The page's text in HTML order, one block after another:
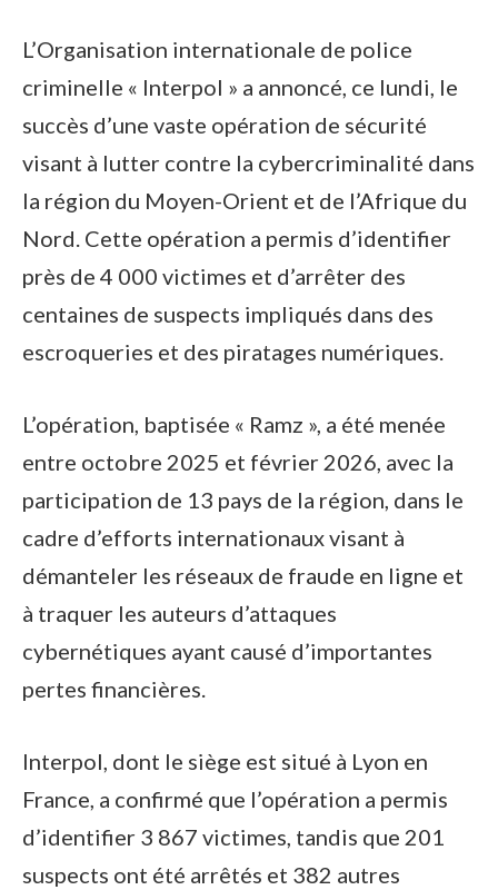
L’Organisation internationale de police
criminelle « Interpol » a annoncé, ce lundi, le
succès d’une vaste opération de sécurité
visant à lutter contre la cybercriminalité dans
la région du Moyen-Orient et de l’Afrique du
Nord. Cette opération a permis d’identifier
près de 4 000 victimes et d’arrêter des
centaines de suspects impliqués dans des
escroqueries et des piratages numériques.
L’opération, baptisée « Ramz », a été menée
entre octobre 2025 et février 2026, avec la
participation de 13 pays de la région, dans le
cadre d’efforts internationaux visant à
démanteler les réseaux de fraude en ligne et
à traquer les auteurs d’attaques
cybernétiques ayant causé d’importantes
pertes financières.
Interpol, dont le siège est situé à Lyon en
France, a confirmé que l’opération a permis
d’identifier 3 867 victimes, tandis que 201
suspects ont été arrêtés et 382 autres